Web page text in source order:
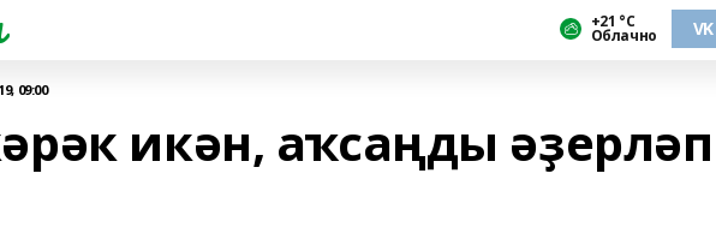
+21 °С
Облачно VK
09:00
икән, аҡсаңды әҙерләп